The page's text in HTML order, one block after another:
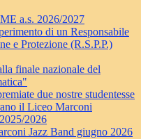
a.s. 2026/2027
di un Responsabile
e Protezione (R.S.P.P.)
finale nazionale del
due nostre studentesse
il Liceo Marconi
2026
Jazz Band giugno 2026